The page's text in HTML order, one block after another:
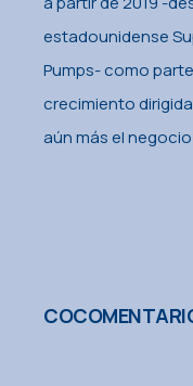
estadounidense
Pumps- como
crecimiento
aún más el